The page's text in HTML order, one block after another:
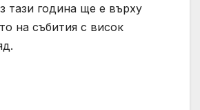
тази година ще е върху
на събития с висок